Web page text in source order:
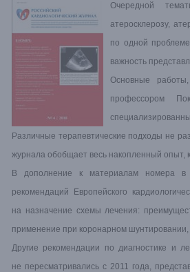
Очередной
атеросклерозу,
по одной
важность
Основные
профессором
Различные терапевтические подходы не
журнала обобщает весь накопленный опыт,
В дополнение к материалам номера в
рекомендаций Европейского
на назначение схемы лечения:
применение при коронарном
Другие рекомендации по диагностике и
не пересматривались с 2011 года,